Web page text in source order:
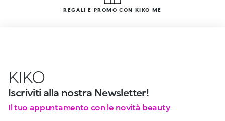
REGALI E PROMO CON KIKO ME
KIKO
Iscriviti alla nostra Newsletter!
Il tuo appuntamento con le novità beauty